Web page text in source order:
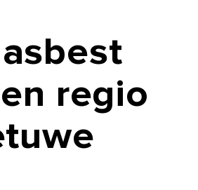
asbest
regio